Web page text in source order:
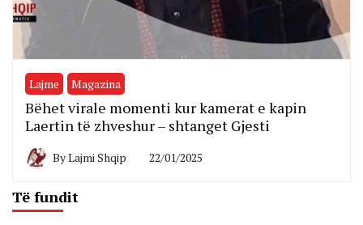
Lajme Magazina
Bëhet virale momenti kur kamerat e kapin
Laertin të zhveshur – shtanget Gjesti
ByLajmi Shqip 22/01/2025
Të fundit